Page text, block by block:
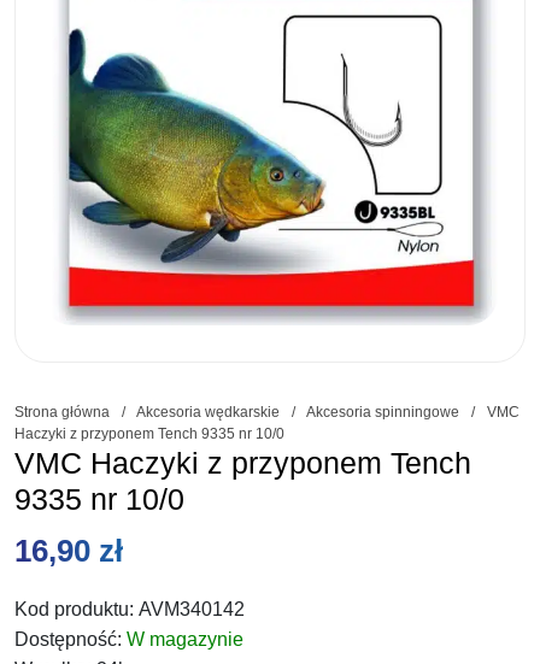
Strona główna / Akcesoria wędkarskie / Akcesoria spinningowe /
VMC
Haczyki z przyponem Tench 9335 nr 10/0
VMC Haczyki z przyponem Tench
9335 nr 10/0
16,90 zł
Kod produktu: AVM340142
Dostępność: W magazynie